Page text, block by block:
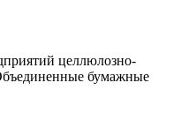
целлюлозно-
бумажные